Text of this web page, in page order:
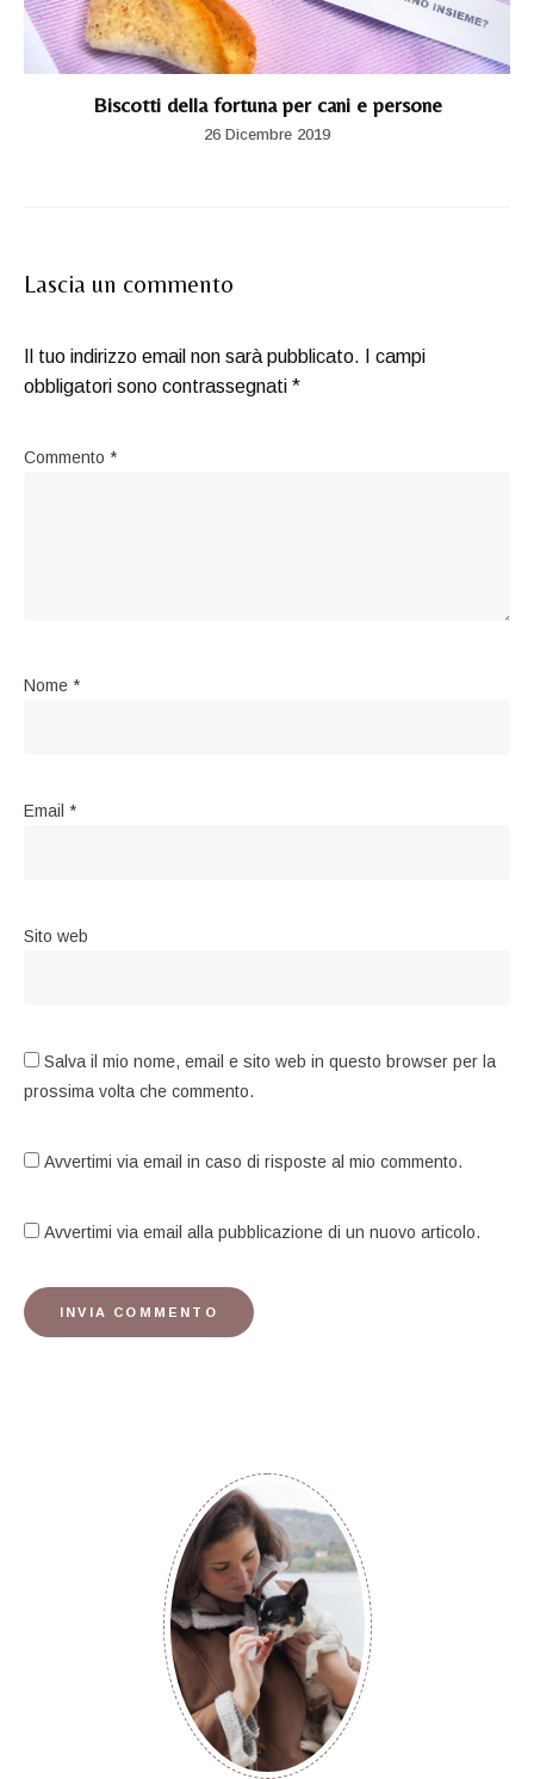
Biscotti della fortuna per cani e persone
26 Dicembre 2019
Lascia un commento
Il tuo indirizzo email non sarà pubblicato.
I campi
obbligatori sono contrassegnati *
Commento *
Nome *
Email *
Sito web
Salva il mio nome, email e sito web in questo browser per la
prossima volta che commento.
Avvertimi via email in caso di risposte al mio commento.
Avvertimi via email alla pubblicazione di un nuovo articolo.